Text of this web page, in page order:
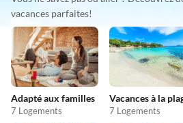
vacances parfaites!
Adapté aux familles
7 Logements
Vacances à la
7 Logements